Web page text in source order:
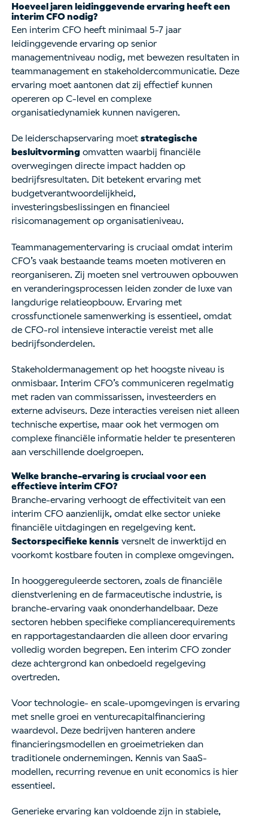
Hoeveel jaren leidinggevende ervaring heeft een
interim CFO nodig?
Een interim CFO heeft minimaal 5-7 jaar
leidinggevende ervaring op senior
managementniveau nodig, met bewezen resultaten in
teammanagement en stakeholdercommunicatie. Deze
ervaring moet aantonen dat zij effectief kunnen
opereren op C-level en complexe
organisatiedynamiek kunnen navigeren.
De leiderschapservaring moetstrategische
besluitvorming omvatten waarbij financiële
overwegingen directe impact hadden op
bedrijfsresultaten. Dit betekent ervaring met
budgetverantwoordelijkheid,
investeringsbeslissingen en financieel
risicomanagement op organisatieniveau.
Teammanagementervaring is cruciaal omdat interim
CFO’s vaak bestaande teams moeten motiveren en
reorganiseren. Zij moeten snel vertrouwen opbouwen
en veranderingsprocessen leiden zonder de luxe van
langdurige relatieopbouw. Ervaring met
crossfunctionele samenwerking is essentieel, omdat
de CFO-rol intensieve interactie vereist met alle
bedrijfsonderdelen.
Stakeholdermanagement op het hoogste niveau is
onmisbaar. Interim CFO’s communiceren regelmatig
met raden van commissarissen, investeerders en
externe adviseurs. Deze interacties vereisen niet alleen
technische expertise, maar ook het vermogen om
complexe financiële informatie helder te presenteren
aan verschillende doelgroepen.
Welke branche-ervaring is cruciaal voor een
effectieve interim CFO?
Branche-ervaring verhoogt de effectiviteit van een
interim CFO aanzienlijk, omdat elke sector unieke
financiële uitdagingen en regelgeving kent.
Sectorspecifieke kennis versnelt de inwerktijd en
voorkomt kostbare fouten in complexe omgevingen.
In hooggereguleerde sectoren, zoals de financiële
dienstverlening en de farmaceutische industrie, is
branche-ervaring vaak ononderhandelbaar. Deze
sectoren hebben specifieke compliancerequirements
en rapportagestandaarden die alleen door ervaring
volledig worden begrepen. Een interim CFO zonder
deze achtergrond kan onbedoeld regelgeving
overtreden.
Voor technologie- en scale-upomgevingen is ervaring
met snelle groei en venturecapitalfinanciering
waardevol. Deze bedrijven hanteren andere
financieringsmodellen en groeimetrieken dan
traditionele ondernemingen. Kennis van SaaS-
modellen, recurring revenue en unit economics is hier
essentieel.
Generieke ervaring kan voldoende zijn in stabiele,